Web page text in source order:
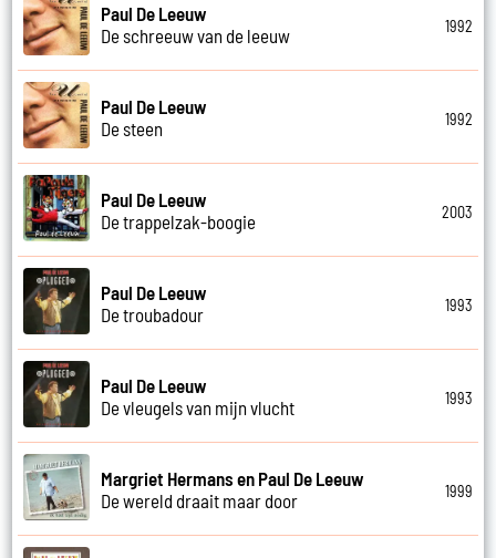
Paul De Leeuw
De schreeuw van de leeuw
1992
Paul De Leeuw
De steen
1992
Paul De Leeuw
De trappelzak-boogie
2003
Paul De Leeuw
De troubadour
1993
Paul De Leeuw
De vleugels van mijn vlucht
1993
Margriet Hermans en Paul De Leeuw
De wereld draait maar door
1999